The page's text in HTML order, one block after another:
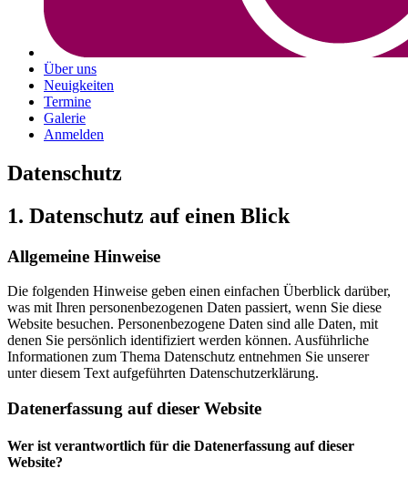
Über uns
Neuigkeiten
Termine
Galerie
Anmelden
Datenschutz
1. Datenschutz auf einen Blick
Allgemeine Hinweise
Die folgenden Hinweise geben einen einfachen Überblick darüber,
was mit Ihren personenbezogenen Daten passiert, wenn Sie diese
Website besuchen. Personenbezogene Daten sind alle Daten, mit
denen Sie persönlich identifiziert werden können. Ausführliche
Informationen zum Thema Datenschutz entnehmen Sie unserer
unter diesem Text aufgeführten Datenschutzerklärung.
Datenerfassung auf dieser Website
Wer ist verantwortlich für die Datenerfassung auf dieser
Website?